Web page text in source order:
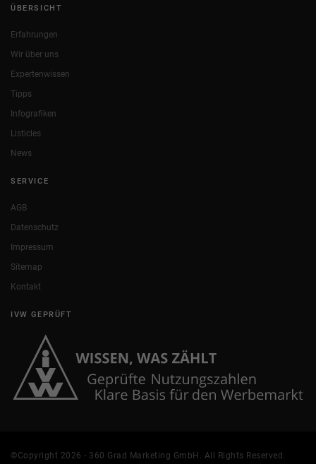
ÜBERSICHT
Erfahrungen
Wir über uns
Expertenwissen
Tipps
Infografiken
Listicles
News
SERVICE
AGB
Datenschutz
Impressum
Sitemap
Kontakt
IVW GEPRÜFT
©Copyright 2026 - 360 Grad Marketing GmbH. All Rights Reserved.